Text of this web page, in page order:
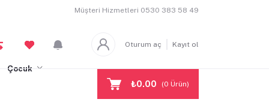
Müşteri Hizmetleri 0530 383 58 49
Oturum aç Kayıt ol
Çocuk
₺0.00 (0 Ürün)